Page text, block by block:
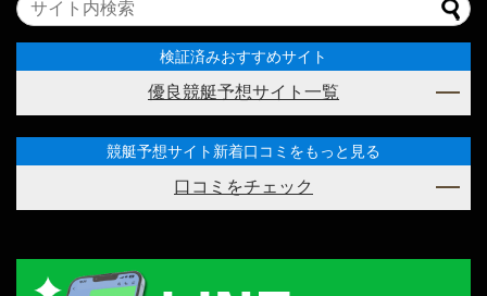
検証済みおすすめサイト
優良競艇予想サイト一覧
競艇予想サイト新着口コミをもっと見る
口コミをチェック